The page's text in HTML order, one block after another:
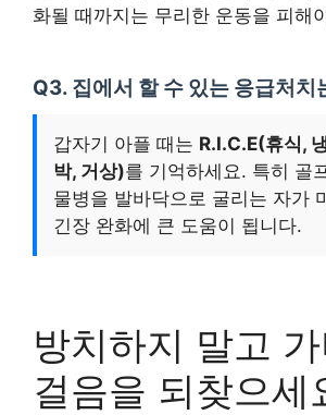
화될 때까지는 무리한 운동을 피해
Q3. 집에서 할 수 있는 응급처치
갑자기 아플 때는 R.I.C.E(휴식,
박, 거상)를 기억하세요. 특히 골
물병을 발바닥으로 굴리는 자가
긴장 완화에 큰 도움이 됩니다.
방치하지 말고
걸음을 되찾으세